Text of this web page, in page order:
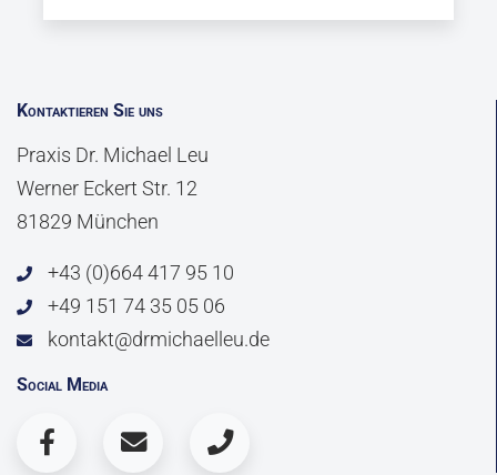
Kontaktieren Sie uns
Praxis Dr. Michael Leu
Werner Eckert Str. 12
81829 München
+43 (0)664 417 95 10
+49 151 74 35 05 06
kontakt@drmichaelleu.de
Social Media